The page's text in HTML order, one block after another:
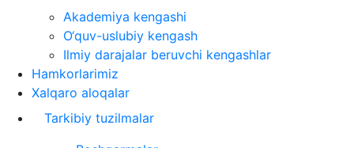
Akademiya kengashi
O‘quv-uslubiy kengash
Ilmiy darajalar beruvchi kengashlar
Hamkorlarimiz
Xalqaro aloqalar
Tarkibiy tuzilmalar